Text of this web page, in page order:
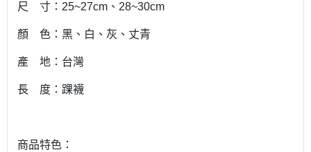
尺 寸：25~27cm、28~30cm
顏 色：黑、白、灰、丈青
產 地：台灣
長 度：踝襪
商品特色：